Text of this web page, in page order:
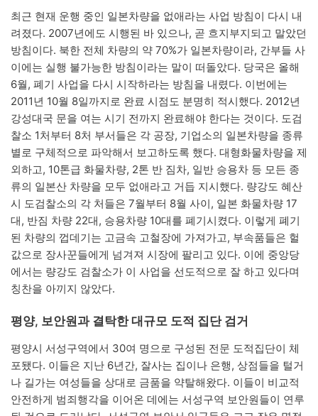
최근 현재 운행 중인 일본차량을 없애라는 사업 방침이 다시 내
려졌다. 2007년에도 시행된 바 있으나, 곧 흐지부지되고 말았던
방침이다. 북한 전체 차량의 약 70%가 일본차량이라, 간부들 사
이에는 실행 불가능한 방침이라는 말이 떠돌았다. 당국은 올해
6월, 폐기 사업을 다시 시작하라는 방침을 내렸다. 이번에는
2011년 10월 8일까지로 완료 시점도 분명히 적시했다. 2012년
강성대국 문을 여는 시기 전까지 완료해야 한다는 것이다. 도검
찰소 1처부터 8처 부서들은 각 공장, 기업소의 일본차량을 종류
별로 구체적으로 파악해서 보고하도록 했다. 대형화물차량을 제
외하고, 10톤급 화물차량, 2톤 반 짐차, 일반 승용차 등 모든 종
류의 일본산 차량을 모두 없애라고 거듭 지시했다. 량강도 혜산
시 도검찰소의 각 처들은 7월부터 8월 사이, 일본 화물차량 17
대, 반짐 차량 22대, 승용차량 10대를 폐기시켰다. 이렇게 폐기
된 차량의 껍데기는 고금속 고철장에 가져가고, 부속품들은 헐
값으로 장사꾼들에게 넘겨져 시장에 팔리고 있다. 이에 중앙당
에서는 량강도 검찰소가 이 사업을 선도적으로 잘 하고 있다며
칭찬을 아끼지 않았다.
평양, 보안원과 결탁한 대규모 도적 집단 검거
평양시 서성구역에서 30여 명으로 구성된 전문 도적집단이 체
포됐다. 이들은 지난 6년간, 잘사는 집이나 은행, 상점들을 털거
나 길가는 여성들을 상대로 금품을 약탈해왔다. 이들이 비교적
안전하게 범죄행각을 이어온 데에는 서성구역 보안원들이 연루